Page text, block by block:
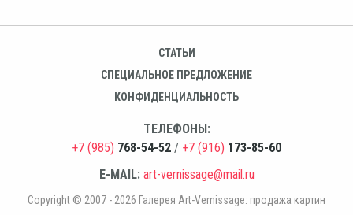
СТАТЬИ
СПЕЦИАЛЬНОЕ ПРЕДЛОЖЕНИЕ
КОНФИДЕНЦИАЛЬНОСТЬ
ТЕЛЕФОНЫ:
+7 (985) 768-54-52 / +7 (916) 173-85-60
E-MAIL: art-vernissage@mail.ru
Copyright © 2007 - 2026 Галерея Art-Vernissage: продажа картин